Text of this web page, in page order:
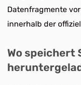
Datenfragmente
innerhalb der
Wo speichert